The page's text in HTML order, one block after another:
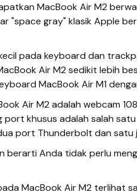
MacBook Air M2
"space gray" klasik Apple
pada keyboard dan
Air M2 sedikit lebih
MacBook Air M1
Air M2 adalah webcam
khusus adalah salah
port Thunderbolt dan satu
berarti Anda tidak perlu
MacBook Air M2 terlihat